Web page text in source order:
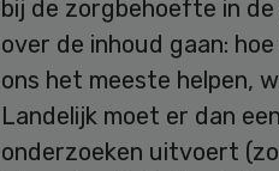
bij de zorgbehoefte in
over de inhoud gaan:
ons het meeste helpen,
Landelijk moet er dan
onderzoeken uitvoert